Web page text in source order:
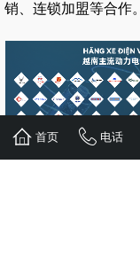
销、连锁加盟等合作。
首页 电话